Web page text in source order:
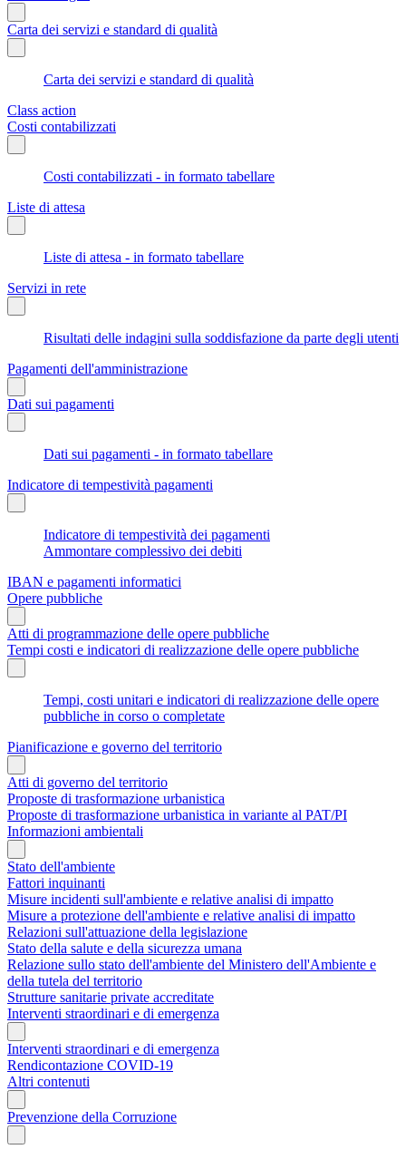
Carta dei servizi e standard di qualità
Carta dei servizi e standard di qualità
Class action
Costi contabilizzati
Costi contabilizzati - in formato tabellare
Liste di attesa
Liste di attesa - in formato tabellare
Servizi in rete
Risultati delle indagini sulla soddisfazione da parte degli utenti
Pagamenti dell'amministrazione
Dati sui pagamenti
Dati sui pagamenti - in formato tabellare
Indicatore di tempestività pagamenti
Indicatore di tempestività dei pagamenti
Ammontare complessivo dei debiti
IBAN e pagamenti informatici
Opere pubbliche
Atti di programmazione delle opere pubbliche
Tempi costi e indicatori di realizzazione delle opere pubbliche
Tempi, costi unitari e indicatori di realizzazione delle opere
pubbliche in corso o completate
Pianificazione e governo del territorio
Atti di governo del territorio
Proposte di trasformazione urbanistica
Proposte di trasformazione urbanistica in variante al PAT/PI
Informazioni ambientali
Stato dell'ambiente
Fattori inquinanti
Misure incidenti sull'ambiente e relative analisi di impatto
Misure a protezione dell'ambiente e relative analisi di impatto
Relazioni sull'attuazione della legislazione
Stato della salute e della sicurezza umana
Relazione sullo stato dell'ambiente del Ministero dell'Ambiente e
della tutela del territorio
Strutture sanitarie private accreditate
Interventi straordinari e di emergenza
Interventi straordinari e di emergenza
Rendicontazione COVID-19
Altri contenuti
Prevenzione della Corruzione